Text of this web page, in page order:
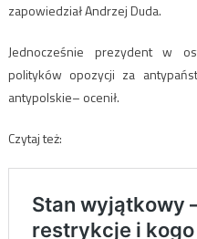
zapowiedział Andrzej Duda.
Jednocześnie prezydent w
polityków opozycji za
antypolskie– ocenił.
Czytaj też: